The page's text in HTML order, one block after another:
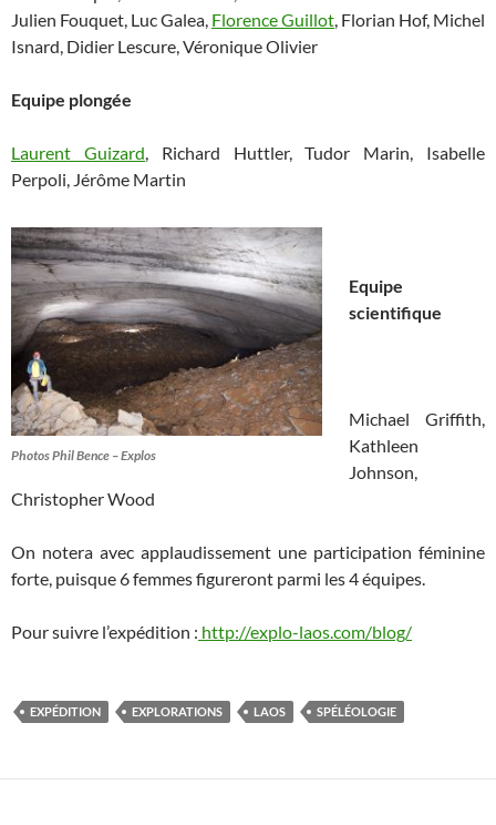
Julien Fouquet, Luc Galea, Florence Guillot, Florian Hof, Michel
Isnard, Didier Lescure, Véronique Olivier
Equipe plongée
Laurent Guizard, Richard Huttler, Tudor Marin, Isabelle
Perpoli, Jérôme Martin
Photos Phil Bence – Explos
Equipe
scientifique
Michael Griffith,
Kathleen
Johnson,
Christopher Wood
On notera avec applaudissement une participation féminine
forte, puisque 6 femmes figureront parmi les 4 équipes.
Pour suivre l’expédition : http://explo-laos.com/blog/
EXPÉDITION EXPLORATIONS LAOS SPÉLÉOLOGIE